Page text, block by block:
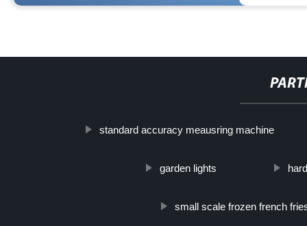
standard accuracy meausring machine
garden lights
small scale frozen french